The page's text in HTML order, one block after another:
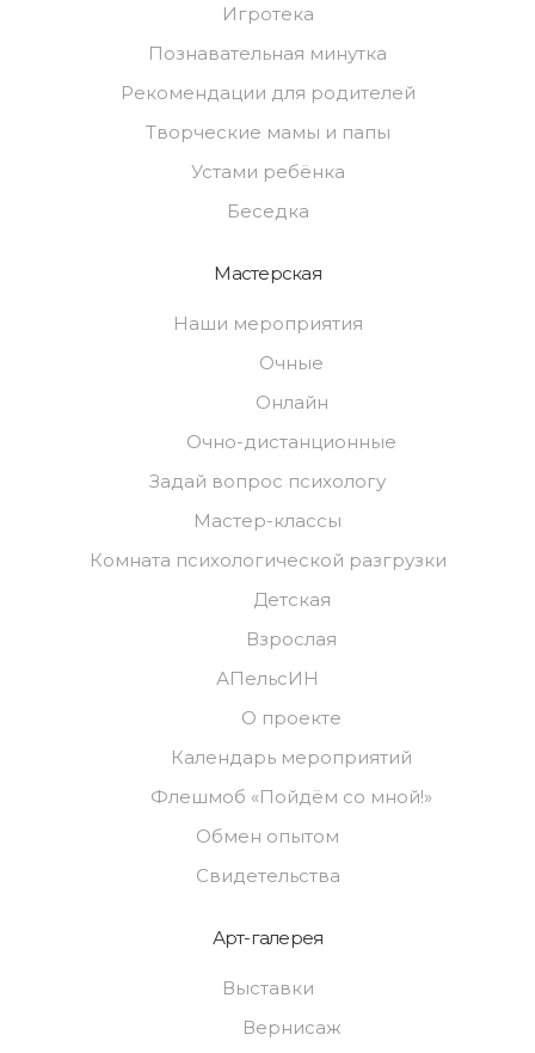
Игротека
Познавательная минутка
Рекомендации для родителей
Творческие мамы и папы
Устами ребёнка
Беседка
Мастерская
Наши мероприятия
Очные
Онлайн
Очно-дистанционные
Задай вопрос психологу
Мастер-классы
Комната психологической разгрузки
Детская
Взрослая
АПельсИН
О проекте
Календарь мероприятий
Флешмоб «Пойдём со мной!»
Обмен опытом
Свидетельства
Арт-галерея
Выставки
Вернисаж